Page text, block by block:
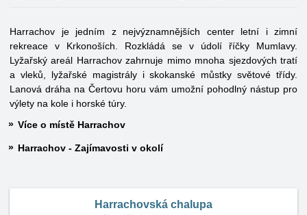
Harrachov je jedním z nejvýznamnějších center letní i zimní
rekreace v Krkonoších. Rozkládá se v údolí říčky Mumlavy.
Lyžařský areál Harrachov zahrnuje mimo mnoha sjezdových tratí
a vleků, lyžařské magistrály i skokanské můstky světové třídy.
Lanová dráha na Čertovu horu vám umožní pohodlný nástup pro
výlety na kole i horské túry.
Více o místě Harrachov
Harrachov - Zajímavosti v okolí
Harrachovská chalupa